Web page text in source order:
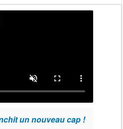
un nouveau cap !